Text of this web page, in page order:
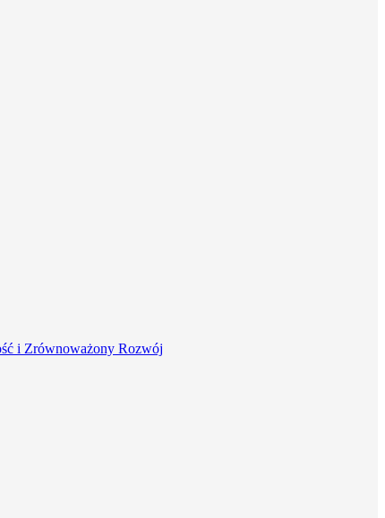
i Zrównoważony Rozwój